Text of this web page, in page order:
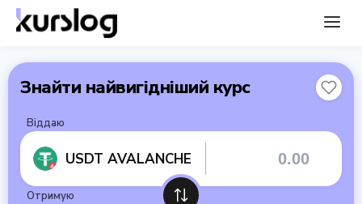
Знайти найвигідніший курс
Віддаю
USDT AVALANCHE
Отримую